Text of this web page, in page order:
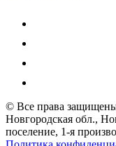
© Все права
Новгородская обл.,
поселение, 1-я